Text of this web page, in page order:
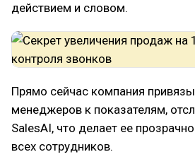
действием и словом.
Прямо сейчас компания
менеджеров к показателям,
SalesAI, что делает ее
всех сотрудников.